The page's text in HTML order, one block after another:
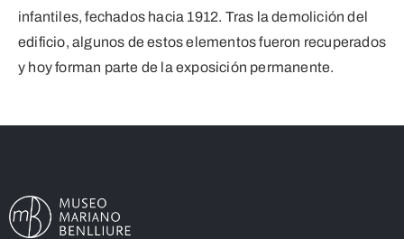
infantiles, fechados hacia 1912. Tras la demolición del
edificio, algunos de estos elementos fueron recuperados
y hoy forman parte de la exposición permanente.